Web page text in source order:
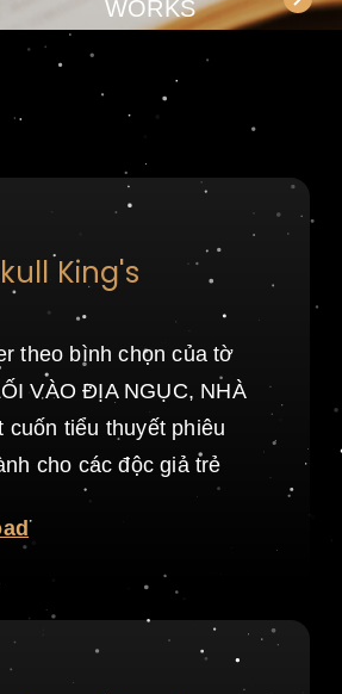
WORKS
King's
theo bình chọn của tờ
VÀO ĐỊA NGỤC, NHÀ
tiểu thuyết phiêu
cho các độc giả trẻ